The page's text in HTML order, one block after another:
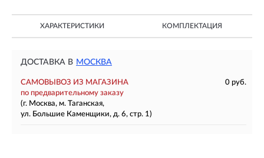
ХАРАКТЕРИСТИКИ КОМПЛЕКТАЦИЯ
ДОСТАВКА В МОСКВА
САМОВЫВОЗ ИЗ МАГАЗИНА
0 руб.
по предварительному заказу
(г. Москва, м. Таганская,
ул. Большие Каменщики, д. 6, стр. 1)